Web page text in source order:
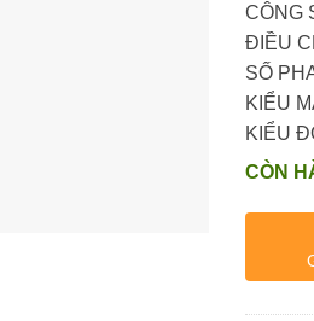
CÔNG
ĐIỀU
SỐ
KIỂU
KIỂU
CÒN